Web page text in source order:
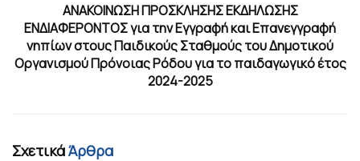
ΑΝΑΚΟΙΝΩΣΗ ΠΡΟΣΚΛΗΣΗΣ ΕΚΔΗΛΩΣΗΣ
ΕΝΔΙΑΦΕΡΟΝΤΟΣ για την Εγγραφή και Επανεγγραφή
νηπίων στους Παιδικούς Σταθμούς του Δημοτικού
Οργανισμού Πρόνοιας Ρόδου για το παιδαγωγικό έτος
2024-2025
ΣχετικάΆρθρα